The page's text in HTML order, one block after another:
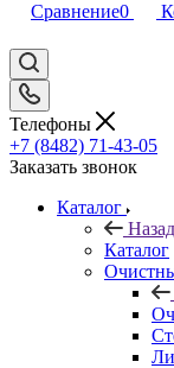
Сравнение0
Телефоны
+7 (8482) 71-43-05
Заказать звонок
Каталог
Назад
Каталог